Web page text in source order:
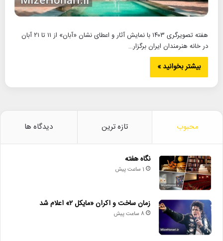
هفته تصویرگری ۱۴۰۳ با نمایش آثار و اعطای نشان «آبان» از ۱۱ تا ۲۱ آبان
در خانه هنرمندان ایران برگزار…
بیشتر بخوانید »
محبوب تازه ترین دیدگاه ها
نگاه هفته
1 ساعت پیش
زمان ساخت و اکران «مایکل ۲» اعلام شد
8 ساعت پیش